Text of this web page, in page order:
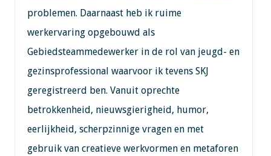
problemen. Daarnaast heb ik ruime
werkervaring opgebouwd als
Gebiedsteammedewerker in de rol van jeugd- en
gezinsprofessional waarvoor ik tevens SKJ
geregistreerd ben. Vanuit oprechte
betrokkenheid, nieuwsgierigheid, humor,
eerlijkheid, scherpzinnige vragen en met
gebruik van creatieve werkvormen en metaforen